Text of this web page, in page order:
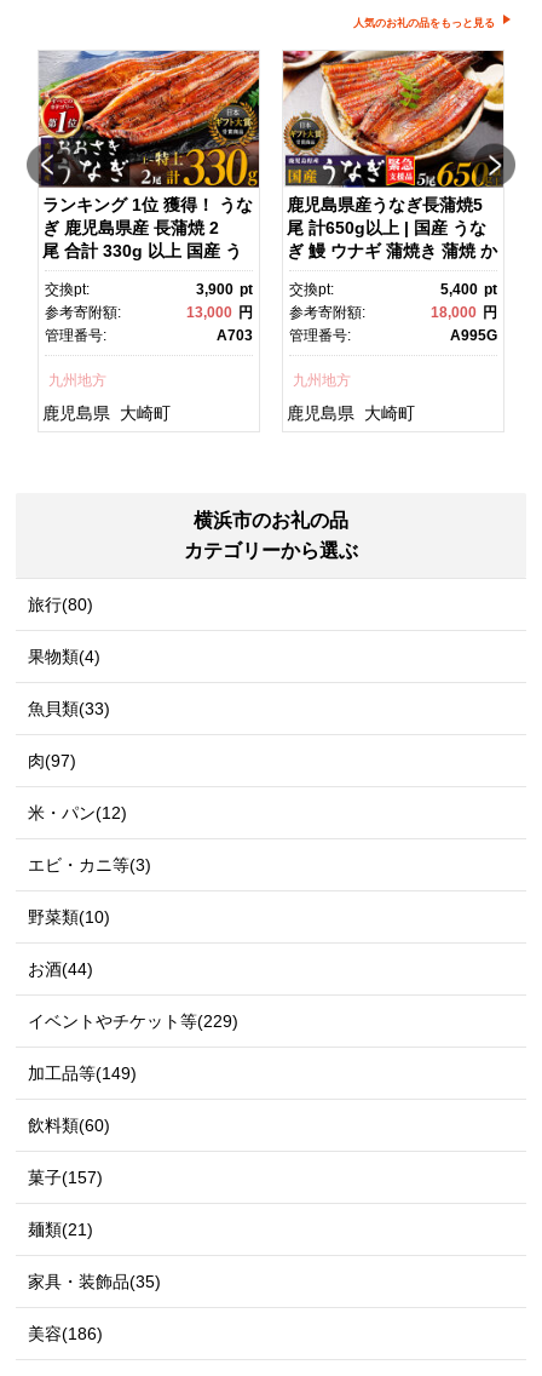
人気のお礼の品をもっと見る
ランキング 1位 獲得！ うな
ぎ 鹿児島県産 長蒲焼 2
尾 合計 330g 以上 国産 う
なぎ 鰻 ウナギ 蒲焼き 蒲
焼 かばやき 魚 魚介 魚貝 海
鮮 うな重 ひつまぶし 蒲
焼 訳あり ギフト 人気 おす
半島 A703
交換pt: 3,900 pt
参考寄附額:
13,000 円
管理番号:
A703
九州地方
鹿児島県 大崎町
鹿児島県産うなぎ長蒲焼5
尾 計650g以上 | 国産 うな
ぎ 鰻 ウナギ 蒲焼き 蒲焼 か
ばやき unagi うなぎ蒲
焼 土用丑の日 土用の丑の
日 丑の日 魚 魚介 魚貝 海
鮮 うな重 蒲焼 訳あり ギフ
県 大崎町 大隅半
島 A995G 【会員限定のお
礼の品】【うなぎ蒲焼 国
交換pt: 5,400 pt
参考寄附額:
18,000 円
管理番号:
A995G
九州地方
鹿児島県 大崎町
横浜市のお礼の品
カテゴリーから選ぶ
旅行(80)
果物類(4)
魚貝類(33)
肉(97)
米・パン(12)
エビ・カニ等(3)
野菜類(10)
お酒(44)
イベントやチケット等(229)
加工品等(149)
飲料類(60)
菓子(157)
麺類(21)
家具・装飾品(35)
美容(186)